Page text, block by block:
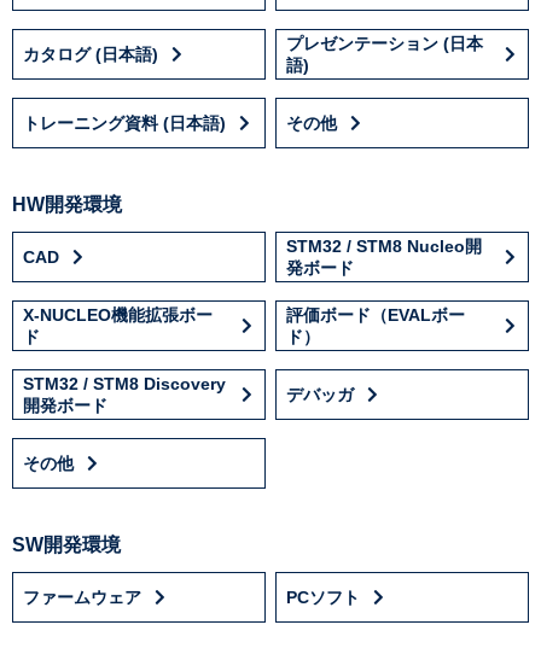
カタログ (日本語)
プレゼンテーション (日本
語)
トレーニング資料 (日本語) その他
HW開発環境
CAD
STM32 / STM8 Nucleo開
発ボード
X-NUCLEO機能拡張ボー
ド
評価ボード（EVALボー
ド）
STM32 / STM8 Discovery
開発ボード
デバッガ
その他
SW開発環境
ファームウェア PCソフト